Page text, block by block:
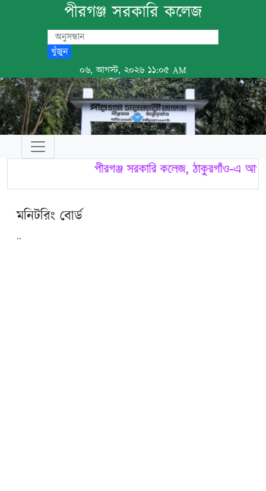
পীরগঞ্জ সরকারি কলেজ
খুঁজুন
০৬, আগস্ট, ২০২৬ ১১:০৫ AM
পীরগঞ্জ সরকারি কলেজ, ঠাকুরগাঁও-এ
মনিটরিং বোর্ড
..